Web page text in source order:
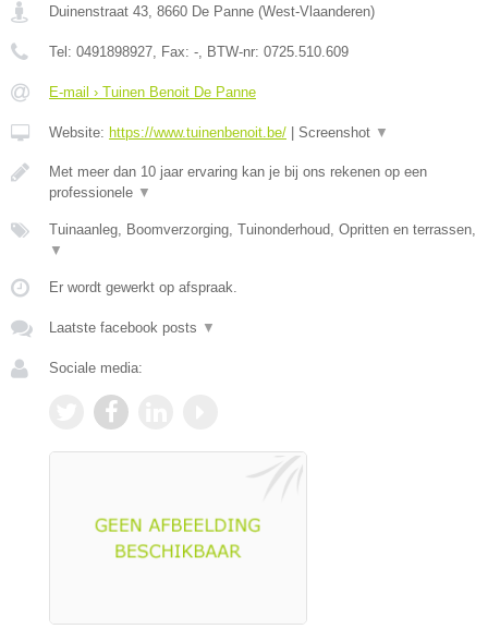
Duinenstraat 43 8660 De Panne (West-Vlaanderen)
Tel: 0491898927 , Fax: - , BTW-nr: 0725.510.609
E-mail › Tuinen Benoit De Panne
Website: https://www.tuinenbenoit.be/ Screenshot ▼
Met meer dan 10 jaar ervaring kan je bij ons rekenen op een
professionele ▼
Tuinaanleg, Boomverzorging, Tuinonderhoud, Opritten en terrassen,
▼
Er wordt gewerkt op afspraak.
Laatste facebook posts ▼
Sociale media: